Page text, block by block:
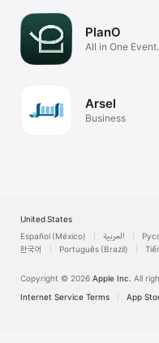
PlanO
All in One Event
Arsel
Business
United States
Español (México)
العربية
한국어
Português (Brazil)
Copyright © 2026 Apple Inc. All
Internet Service Terms
App